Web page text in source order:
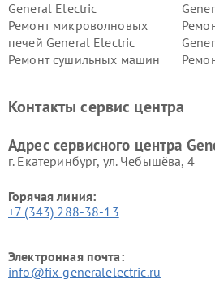
General Electric
Ремонт микроволновых
печей General Electric
Ремонт сушильных машин
Electric
Контакты сервис центра
Адрес сервисного центра
г. Екатеринбург, ул. Чебышёва, 4
Горячая линия:
+7 (343) 288-38-13
Электронная почта:
info@fix-generalelectric.ru